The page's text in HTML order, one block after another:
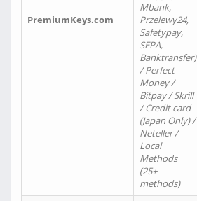
PremiumKeys.com
Mbank,
Przelewy24,
Safetypay,
SEPA,
Banktransfer)
/ Perfect
Money /
Bitpay / Skrill
/ Credit card
(Japan Only) /
Neteller /
Local
Methods
(25+
methods)